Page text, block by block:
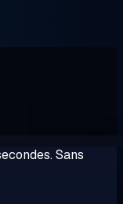
Sans